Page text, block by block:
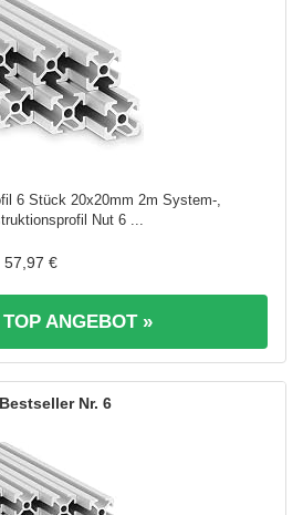
6 Stück 20x20mm 2m System-,
Nut 6 ...
57,97 €
ANGEBOT »
6